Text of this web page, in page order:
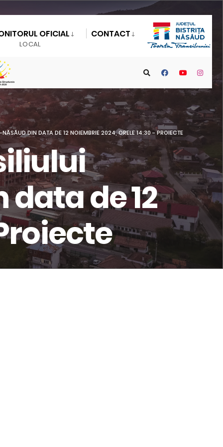
OFICIAL
LOCAL
CONTACT
DIN DATA DE 12 NOIEMBRIE 2024, ORELE 14:30 - PROIECTE
de 12